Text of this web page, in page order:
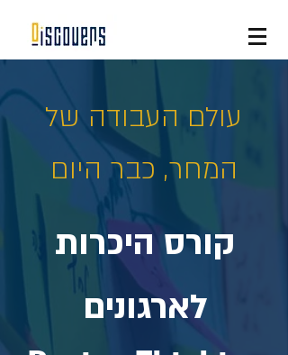
עולם העבודה של
המחר, כבר היום
קורס היכרות
לארגונים